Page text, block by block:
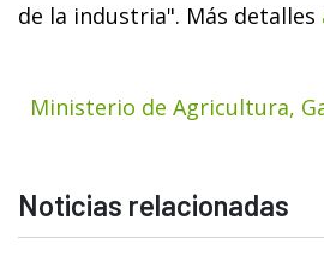
de la industria". Más detalles
Ministerio de Agricultura,
Noticias relacionadas